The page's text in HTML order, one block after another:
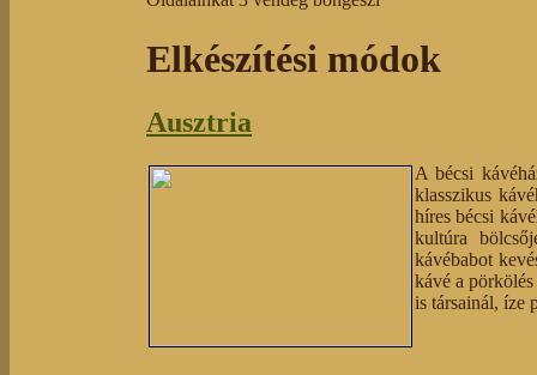
Elkészítési módok
Ausztria
A bécsi
klasszikus
híres bécsi
kultúra
kávébabot
kávé a
is társainál, íze